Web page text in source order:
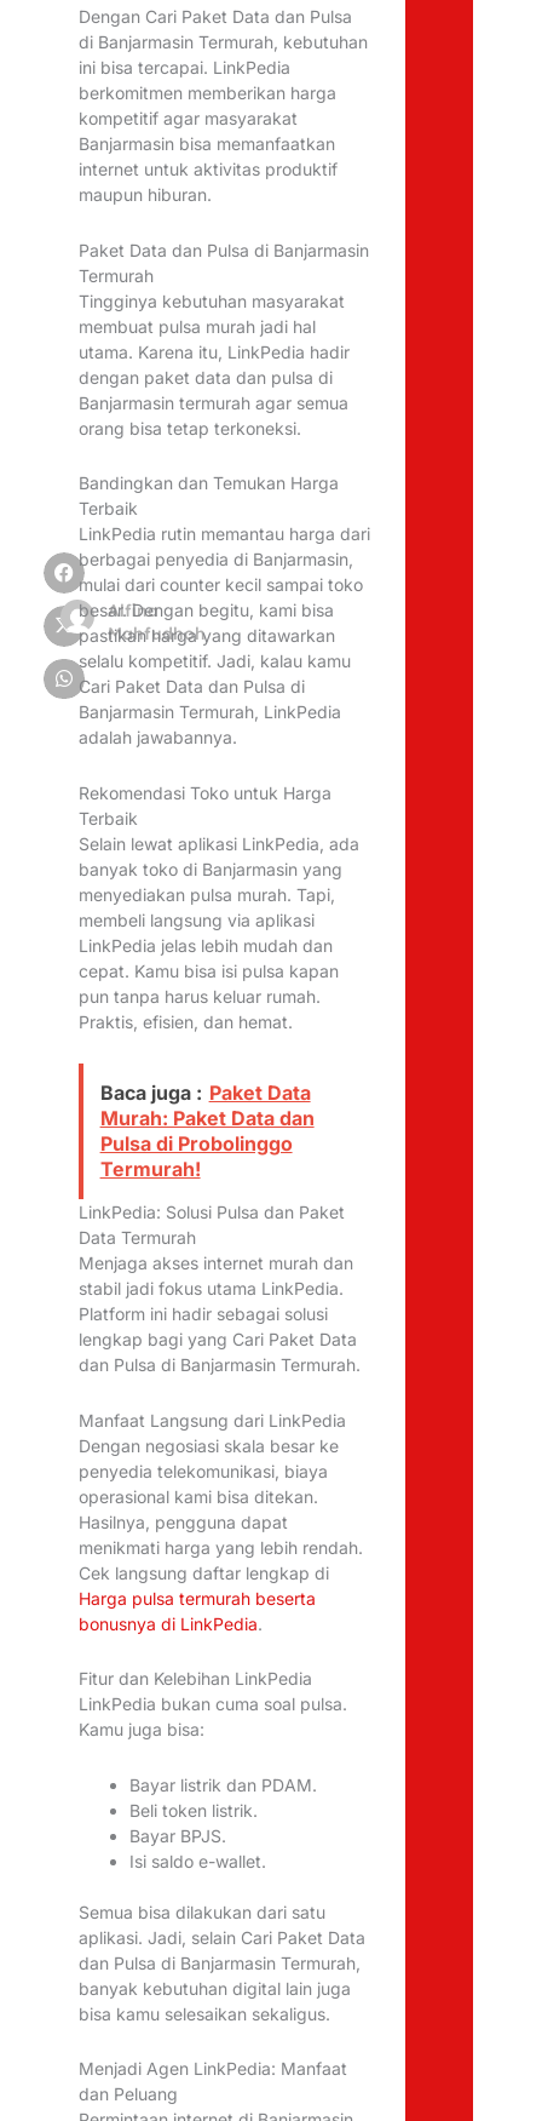
Alfina
Mahfudhoh
Dengan Cari Paket Data dan Pulsa
di Banjarmasin Termurah, kebutuhan
ini bisa tercapai. LinkPedia
berkomitmen memberikan harga
kompetitif agar masyarakat
Banjarmasin bisa memanfaatkan
internet untuk aktivitas produktif
maupun hiburan.
Paket Data dan Pulsa di Banjarmasin
Termurah
Tingginya kebutuhan masyarakat
membuat pulsa murah jadi hal
utama. Karena itu, LinkPedia hadir
dengan paket data dan pulsa di
Banjarmasin termurah agar semua
orang bisa tetap terkoneksi.
Bandingkan dan Temukan Harga
Terbaik
LinkPedia rutin memantau harga dari
berbagai penyedia di Banjarmasin,
mulai dari counter kecil sampai toko
besar. Dengan begitu, kami bisa
pastikan harga yang ditawarkan
selalu kompetitif. Jadi, kalau kamu
Cari Paket Data dan Pulsa di
Banjarmasin Termurah, LinkPedia
adalah jawabannya.
Rekomendasi Toko untuk Harga
Terbaik
Selain lewat aplikasi LinkPedia, ada
banyak toko di Banjarmasin yang
menyediakan pulsa murah. Tapi,
membeli langsung via aplikasi
LinkPedia jelas lebih mudah dan
cepat. Kamu bisa isi pulsa kapan
pun tanpa harus keluar rumah.
Praktis, efisien, dan hemat.
Baca juga : Paket Data
Murah: Paket Data dan
Pulsa di Probolinggo
Termurah!
LinkPedia: Solusi Pulsa dan Paket
Data Termurah
Menjaga akses internet murah dan
stabil jadi fokus utama LinkPedia.
Platform ini hadir sebagai solusi
lengkap bagi yang Cari Paket Data
dan Pulsa di Banjarmasin Termurah.
Manfaat Langsung dari LinkPedia
Dengan negosiasi skala besar ke
penyedia telekomunikasi, biaya
operasional kami bisa ditekan.
Hasilnya, pengguna dapat
menikmati harga yang lebih rendah.
Cek langsung daftar lengkap di
Harga pulsa termurah beserta
bonusnya di LinkPedia.
Fitur dan Kelebihan LinkPedia
LinkPedia bukan cuma soal pulsa.
Kamu juga bisa:
Bayar listrik dan PDAM.
Beli token listrik.
Bayar BPJS.
Isi saldo e-wallet.
Semua bisa dilakukan dari satu
aplikasi. Jadi, selain Cari Paket Data
dan Pulsa di Banjarmasin Termurah,
banyak kebutuhan digital lain juga
bisa kamu selesaikan sekaligus.
Menjadi Agen LinkPedia: Manfaat
dan Peluang